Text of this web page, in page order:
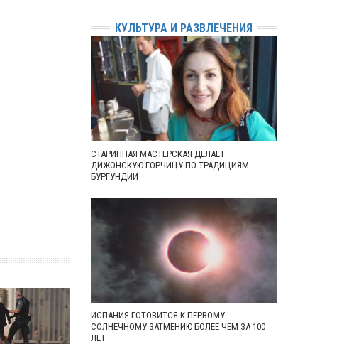
КУЛЬТУРА И РАЗВЛЕЧЕНИЯ
СТАРИННАЯ МАСТЕРСКАЯ ДЕЛАЕТ
ДИЖОНСКУЮ ГОРЧИЦУ ПО ТРАДИЦИЯМ
БУРГУНДИИ
ИСПАНИЯ ГОТОВИТСЯ К ПЕРВОМУ
СОЛНЕЧНОМУ ЗАТМЕНИЮ БОЛЕЕ ЧЕМ ЗА 100
ЛЕТ